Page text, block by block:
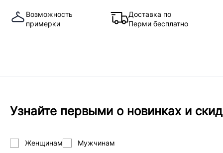
Возможность
примерки
Доставка по
Перми бесплатно
Узнайте первыми о новинках и
Женщинам Мужчинам